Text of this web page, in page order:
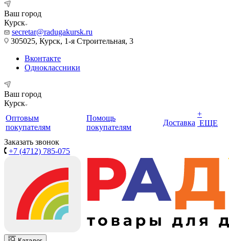
Ваш город
Курск
secretar@radugakursk.ru
305025, Курск, 1-я Строительная, 3
Вконтакте
Одноклассники
Ваш город
Курск
Оптовым
покупателям
Помощь
покупателям
Доставка
+
ЕЩЕ
Заказать звонок
+7 (4712) 785-075